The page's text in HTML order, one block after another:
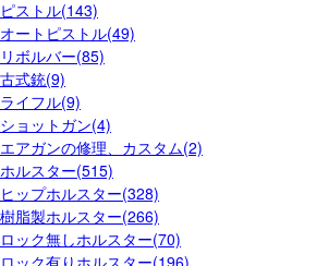
ピストル(143)
オートピストル(49)
リボルバー(85)
古式銃(9)
ライフル(9)
ショットガン(4)
エアガンの修理、カスタム(2)
ホルスター(515)
ヒップホルスター(328)
樹脂製ホルスター(266)
ロック無しホルスター(70)
ロック有りホルスター(196)